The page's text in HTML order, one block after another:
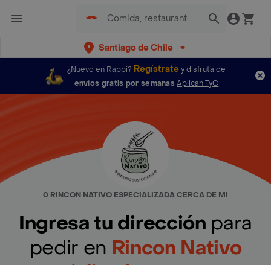
Santiago de Chile
¿Nuevo en Rappi? Regístratey disfruta de
envíos gratis por semanas Aplican TyC
0 RINCON NATIVO ESPECIALIZADA CERCA DE MI
Ingresa tu dirección para
pedir en Rincon Nativo